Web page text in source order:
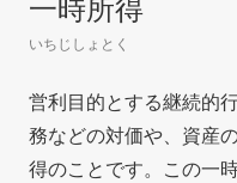
一時所得
いちじしょとく
営利目的とする継続的
務などの対価や、資産
得のことです。この一